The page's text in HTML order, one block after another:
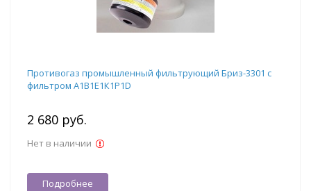
Противогаз промышленный фильтрующий Бриз-3301 с
фильтром А1В1Е1К1Р1D
2 680 руб.
Нет в наличии
Подробнее